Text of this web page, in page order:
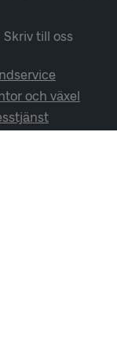
Skriv till oss
och växel